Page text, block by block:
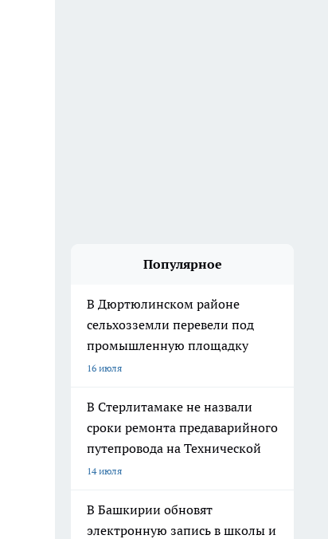
Популярное
В Дюртюлинском районе
сельхозземли перевели под
промышленную площадку
16 июля
В Стерлитамаке не назвали
сроки ремонта предаварийного
путепровода на Технической
14 июля
В Башкирии обновят
электронную запись в школы и